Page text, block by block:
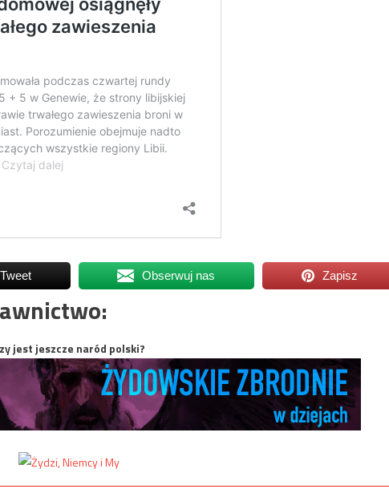
Tweet Obserwuj nas Zapisz
jest jeszcze naród polski?